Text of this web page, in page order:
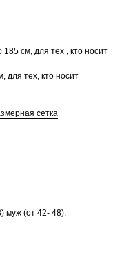
см, для тех , кто носит
для тех, кто носит
сетка
муж (от 42- 48).